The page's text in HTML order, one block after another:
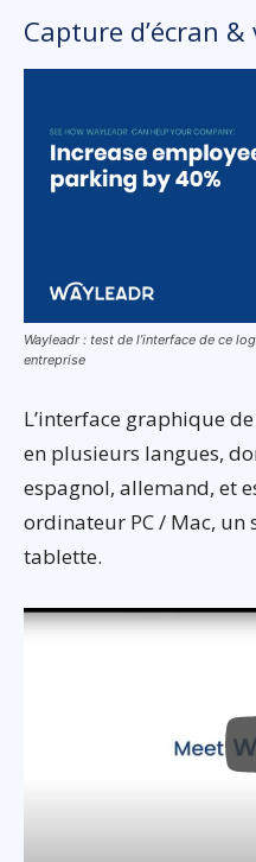
Capture d’écran
Wayleadr : test de l’interface de ce
entreprise
L’interface graphique
en plusieurs langues,
espagnol, allemand, et
ordinateur PC / Mac, un
tablette.